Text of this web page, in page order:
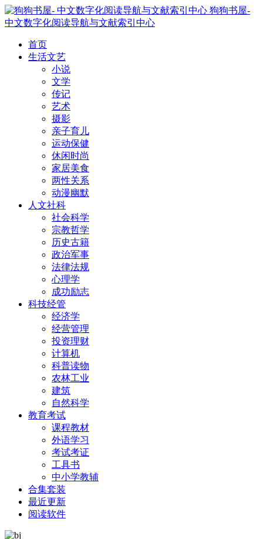
狗狗书屋-
中文数字化阅读导航与文献索引中心
首页
生活文艺
小说
文学
传记
艺术
摄影
亲子育儿
运动保健
休闲时尚
家居美食
两性关系
动漫幽默
人文社科
社会科学
宗教哲学
历史古籍
政治军事
法律法规
心理学
成功励志
科技经管
经济学
经营管理
投资理财
计算机
科普读物
农林工业
建筑
自然科学
教育考试
课程教材
外语学习
考试考证
工具书
中小学教辅
合集套装
最近更新
阅读软件